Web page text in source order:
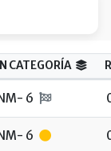
CATEGORÍA
6
6